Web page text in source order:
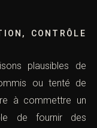
CONTRÔLE
plausibles de
ou tenté de
à commettre un
de fournir des